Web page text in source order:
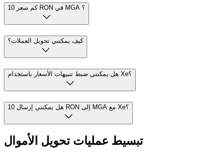
كم سعر 10 RON في MGA ؟
كيف يمكنني تحويل العملات؟
هل يمكنني ضبط تنبيهات الأسعار باستخدام Xe؟
هل يمكنني إرسال 10 RON إلى MGA مع Xe؟
تبسيط عمليات تحويل الأموال